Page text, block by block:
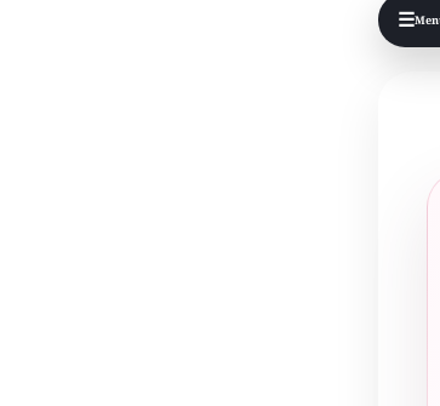
☰